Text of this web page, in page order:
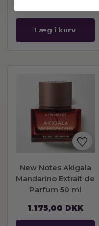
Læg i kurv
New Notes Akigala
Mandarino Extrait de
Parfum 50 ml
1.175,00 DKK